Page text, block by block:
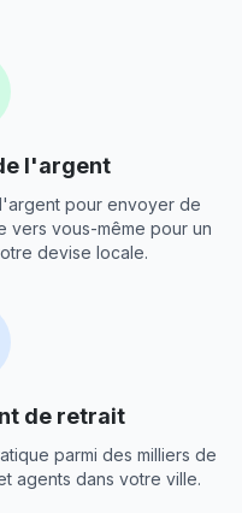
l'argent
pour envoyer de
vers vous-même pour un
devise locale.
de retrait
parmi des milliers de
agents dans votre ville.